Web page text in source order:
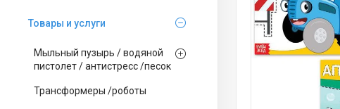
Товары и услуги
Мыльный пузырь / водяной
пистолет / антистресс /песок
Трансформеры /роботы